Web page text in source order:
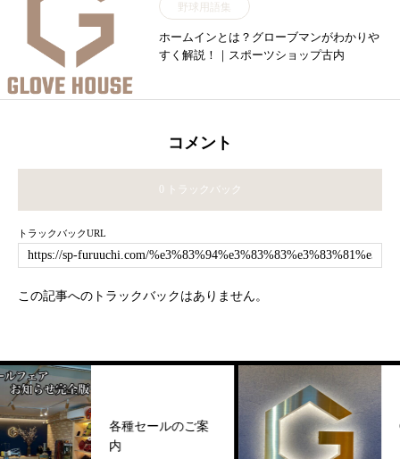
野球用語集
ホームインとは？グローブマンがわかりや
すく解説！｜スポーツショップ古内
コメント
0 トラックバック
トラックバックURL
この記事へのトラックバックはありません。
各種セールのご案
内